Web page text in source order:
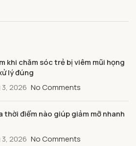
khi chăm sóc trẻ bị viêm mũi họng
lý đúng
3, 2026 No Comments
thời điểm nào giúp giảm mỡ nhanh
3, 2026 No Comments